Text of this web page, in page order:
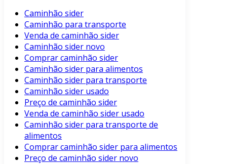
Caminhão sider
Caminhão para transporte
Venda de caminhão sider
Caminhão sider novo
Comprar caminhão sider
Caminhão sider para alimentos
Caminhão sider para transporte
Caminhão sider usado
Preço de caminhão sider
Venda de caminhão sider usado
Caminhão sider para transporte de
alimentos
Comprar caminhão sider para alimentos
Preço de caminhão sider novo